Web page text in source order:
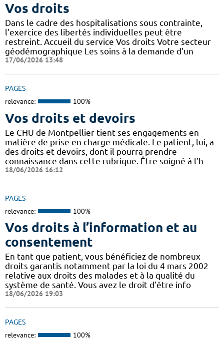
Vos droits
Dans le cadre des hospitalisations sous contrainte,
l'exercice des libertés individuelles peut être
restreint. Accueil du service Vos droits Votre secteur
géodémographique Les soins à la demande d'un
17/06/2026 13:48
PAGES
relevance: 100%
Vos droits et devoirs
Le CHU de Montpellier tient ses engagements en
matière de prise en charge médicale. Le patient, lui, a
des droits et devoirs, dont il pourra prendre
connaissance dans cette rubrique. Être soigné à l’h
18/06/2026 16:12
PAGES
relevance: 100%
Vos droits à l’information et au
consentement
En tant que patient, vous bénéficiez de nombreux
droits garantis notamment par la loi du 4 mars 2002
relative aux droits des malades et à la qualité du
système de santé. Vous avez le droit d’être info
18/06/2026 19:03
PAGES
relevance: 100%